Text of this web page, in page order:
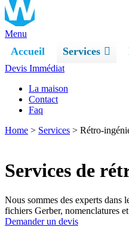
Menu
Accueil Services
Devis Immédiat
La maison
Contact
Faq
Home > Services > Rétro-
Services de
Nous sommes des experts dans
fichiers Gerber, nomenclatures
Demander un devis